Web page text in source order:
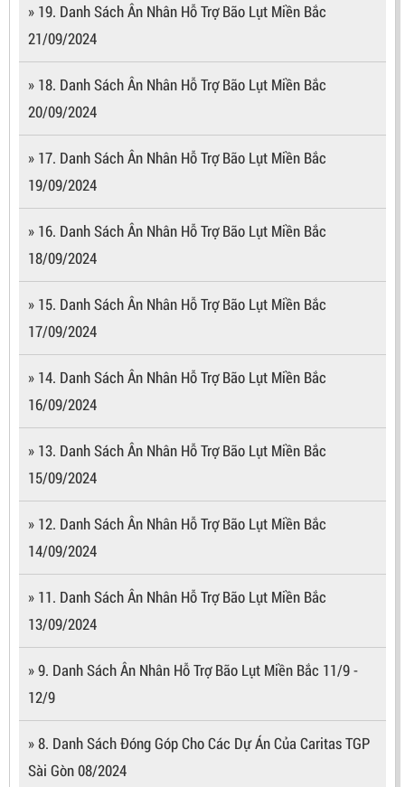
» 19. Danh Sách Ân Nhân Hỗ Trợ Bão Lụt Miền Bắc
21/09/2024
» 18. Danh Sách Ân Nhân Hỗ Trợ Bão Lụt Miền Bắc
20/09/2024
» 17. Danh Sách Ân Nhân Hỗ Trợ Bão Lụt Miền Bắc
19/09/2024
» 16. Danh Sách Ân Nhân Hỗ Trợ Bão Lụt Miền Bắc
18/09/2024
» 15. Danh Sách Ân Nhân Hỗ Trợ Bão Lụt Miền Bắc
17/09/2024
» 14. Danh Sách Ân Nhân Hỗ Trợ Bão Lụt Miền Bắc
16/09/2024
» 13. Danh Sách Ân Nhân Hỗ Trợ Bão Lụt Miền Bắc
15/09/2024
» 12. Danh Sách Ân Nhân Hỗ Trợ Bão Lụt Miền Bắc
14/09/2024
» 11. Danh Sách Ân Nhân Hỗ Trợ Bão Lụt Miền Bắc
13/09/2024
» 9. Danh Sách Ân Nhân Hỗ Trợ Bão Lụt Miền Bắc 11/9 -
12/9
» 8. Danh Sách Đóng Góp Cho Các Dự Án Của Caritas TGP
Sài Gòn 08/2024